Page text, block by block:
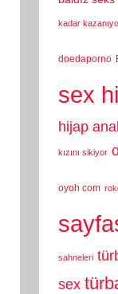
kadar
doedaporno
sex
hijap
kızını sikiyor
oyoh com
sahneleri
sex